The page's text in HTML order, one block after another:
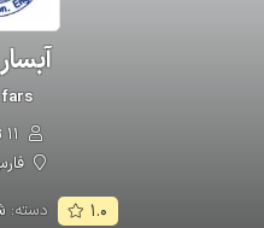
۱.۰ دسته: